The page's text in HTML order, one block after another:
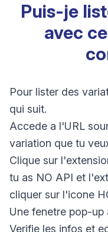
Puis-je
avec
Pour lister des
qui suit.
Accede a l'URL
variation que tu
Clique sur
tu as NO API et
cliquer sur l'icone
Une fenetre pop-
Verifie les infos et